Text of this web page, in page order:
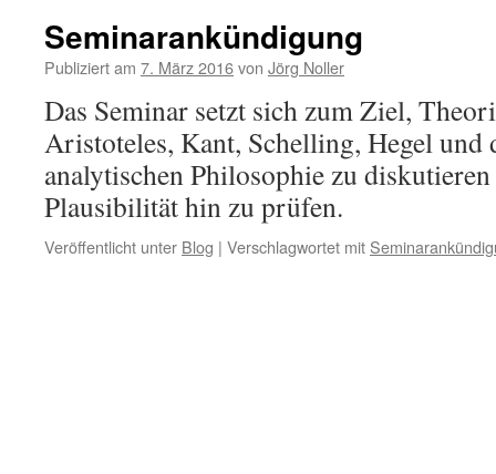
Seminarankündigung
Publiziert am 7. März 2016von Jörg Noller
Das Seminar setzt sich zum Ziel,
Aristoteles, Kant, Schelling, Hegel und
analytischen Philosophie zu
Plausibilität hin zu prüfen.
Veröffentlicht unter Blog | Verschlagwortet mit